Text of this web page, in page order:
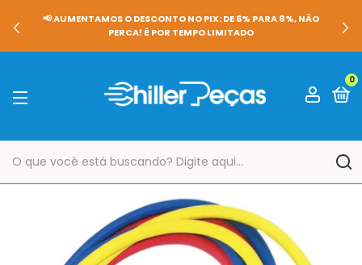
📢 AUMENTAMOS O DESCONTO NO PIX: DE 6% PARA 8%, NÃO
PERCA! É POR TEMPO LIMITADO
0